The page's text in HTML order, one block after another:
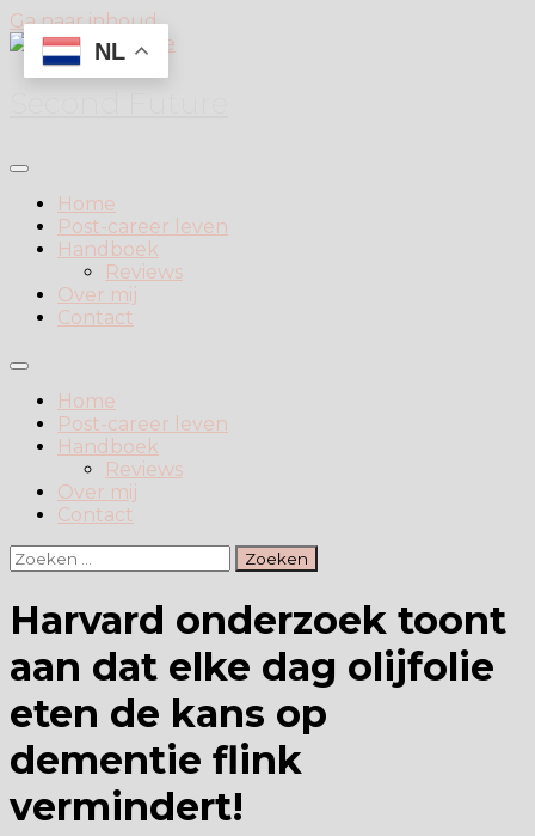
Ga naar inhoud
Home
Post-career leven
Handboek
Reviews
Over mij
Contact
Home
Post-career leven
Handboek
Reviews
Over mij
Contact
Zoeken
naar:
Harvard onderzoek toont
aan dat elke dag olijfolie
eten de kans op
dementie flink
vermindert!
NL